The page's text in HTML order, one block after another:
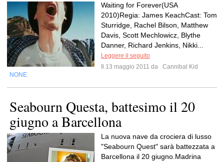
Waiting for Forever(USA
2010)Regia: James KeachCast: Tom
Sturridge, Rachel Bilson, Matthew
Davis, Scott Mechlowicz, Blythe
Danner, Richard Jenkins, Nikki...
Leggere il seguito
Il 13 maggio 2011 da
Cannibal Kid
NONE
Seabourn Questa, battesimo il 20
giugno a Barcellona
La nuova nave da crociera di lusso
"Seabourn Quest" sarà battezzata a
Barcellona il 20 giugno.Madrina